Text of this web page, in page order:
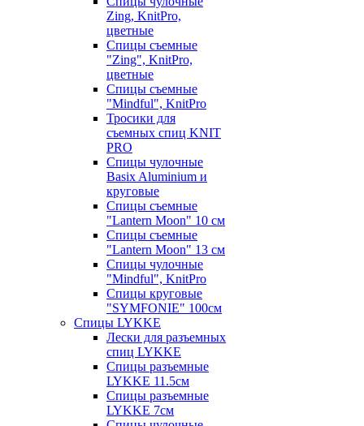
Zing, KnitPro,
цветные
Спицы съемные
"Zing", KnitPro,
цветные
Спицы съемные
"Mindful", KnitPro
Тросики для
съемных спиц KNIT
PRO
Спицы чулочные
Basix Aluminium и
круговые
Спицы съемные
"Lantern Moon" 10 см
Спицы съемные
"Lantern Moon" 13 см
Спицы чулочные
"Mindful", KnitPro
Спицы круговые
"SYMFONIE" 100см
Спицы LYKKE
Лески для разъемных
спиц LYKKE
Спицы разъемные
LYKKE 11.5см
Спицы разъемные
LYKKE 7см